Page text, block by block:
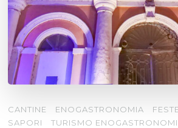
CANTINE ENOGASTRONOMIA FESTE
SAPORI
TURISMO